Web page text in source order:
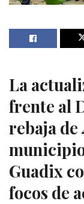
La
frente al
rebaja de
Guadix
focos de